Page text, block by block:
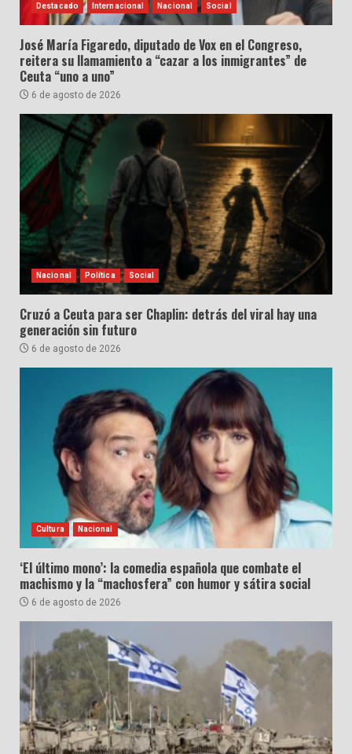
Destacado Internacional Nacional Social
José María Figaredo, diputado de Vox en el Congreso,
reitera su llamamiento a “cazar a los inmigrantes” de
Ceuta “uno a uno”
6 de agosto de 2026
Nacional Política Social
Cruzó a Ceuta para ser Chaplin: detrás del viral hay una
generación sin futuro
6 de agosto de 2026
Cultura Nacional
‘El último mono’: la comedia española que combate el
machismo y la “machosfera” con humor y sátira social
6 de agosto de 2026